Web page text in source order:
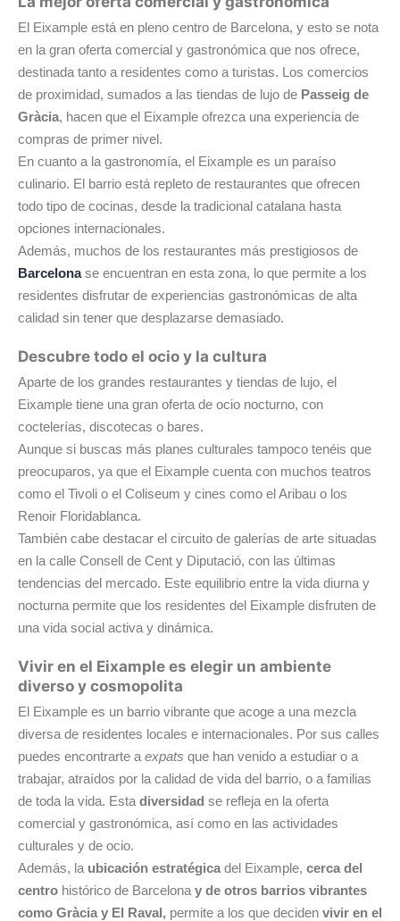
El Eixample está en pleno centro de Barcelona, y esto se nota
en la gran oferta comercial y gastronómica que nos ofrece,
destinada tanto a residentes como a turistas. Los comercios
de proximidad, sumados a las tiendas de lujo de Passeig de
Gràcia, hacen que el Eixample ofrezca una experiencia de
compras de primer nivel.
En cuanto a la gastronomía, el Eixample es un paraíso
culinario. El barrio está repleto de restaurantes que ofrecen
todo tipo de cocinas, desde la tradicional catalana hasta
opciones internacionales.
Además, muchos de los restaurantes más prestigiosos de
Barcelonase encuentran en esta zona, lo que permite a los
residentes disfrutar de experiencias gastronómicas de alta
calidad sin tener que desplazarse demasiado.
Descubre todo el ocio y la cultura
Aparte de los grandes restaurantes y tiendas de lujo, el
Eixample tiene una gran oferta de ocio nocturno, con
coctelerías, discotecas o bares.
Aunque si buscas más planes culturales tampoco tenéis que
preocuparos, ya que el Eixample cuenta con muchos teatros
como el Tivoli o el Coliseum y cines como el Aribau o los
Renoir Floridablanca.
También cabe destacar el circuito de galerías de arte situadas
en la calle Consell de Cent y Diputació, con las últimas
tendencias del mercado. Este equilibrio entre la vida diurna y
nocturna permite que los residentes del Eixample disfruten de
una vida social activa y dinámica.
Vivir en el Eixample es elegir un ambiente
diverso y cosmopolita
El Eixample es un barrio vibrante que acoge a una mezcla
diversa de residentes locales e internacionales. Por sus calles
puedes encontrarte a expats que han venido a estudiar o a
trabajar, atraídos por la calidad de vida del barrio, o a familias
de toda la vida. Esta diversidad se refleja en la oferta
comercial y gastronómica, así como en las actividades
culturales y de ocio.
Además, la ubicación estratégica del Eixample, cerca del
centro histórico de Barcelona y de otros barrios vibrantes
como Gràcia y El Raval, permite a los que deciden vivir en el